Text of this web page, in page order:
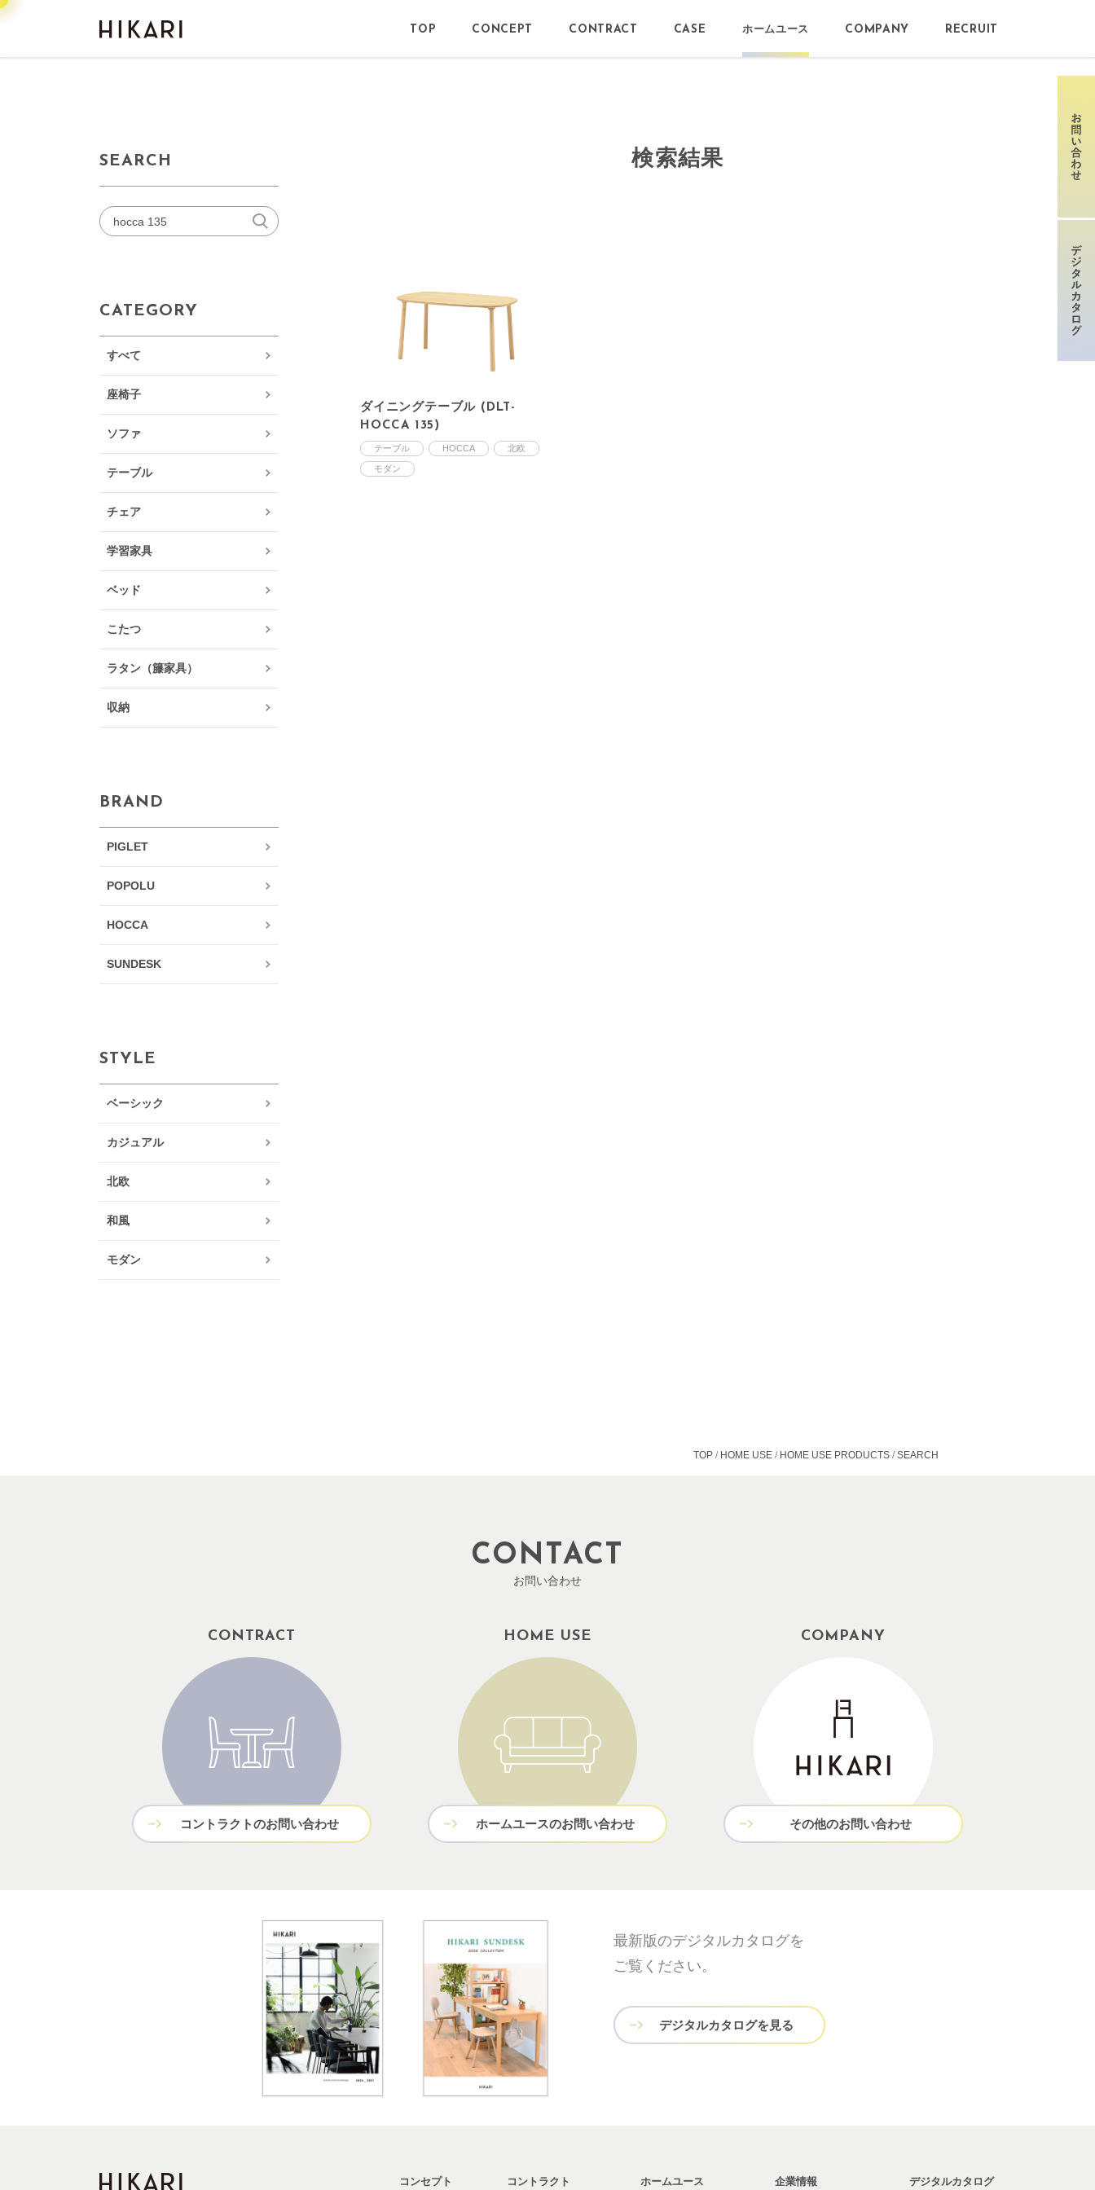
TOP CONCEPT CONTRACT CASE ホームユース COMPANY RECRUIT
SEARCH
CATEGORY
すべて
座椅子
ソファ
テーブル
チェア
学習家具
ベッド
こたつ
ラタン（籐家具）
収納
BRAND
PIGLET
POPOLU
HOCCA
SUNDESK
STYLE
ベーシック
カジュアル
北欧
和風
モダン
検索結果
ダイニングテーブル (DLT-
HOCCA 135)
テーブル HOCCA 北欧
モダン
TOP HOME USE HOME USE PRODUCTS SEARCH
CONTACT
お問い合わせ
CONTRACT
コントラクトのお問い合わせ
HOME USE
ホームユースのお問い合わせ
COMPANY
その他のお問い合わせ
最新版のデジタルカタログを
ご覧ください。
デジタルカタログを見る
コンセプト コントラクト ホームユース 企業情報 デジタルカタログ